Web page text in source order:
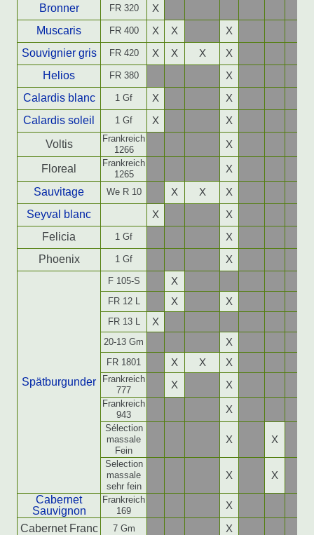
Bronner FR 320 X
Muscaris FR 400 X X X
Souvignier gris FR 420 X X X X
Helios FR 380 X
Calardis blanc 1 Gf X X
Calardis soleil 1 Gf X X
Voltis
Frankreich
1266
X
Floreal
Frankreich
1265
X
Sauvitage We R 10 X X X
Seyval blanc X X
Felicia 1 Gf X
Phoenix 1 Gf X
Spätburgunder
F 105-S X
FR 12 L X X
FR 13 L X
20-13 Gm X
FR 1801 X X X
Frankreich
777
X X
Frankreich
943
X
Sélection
massale
Fein
X X
Selection
massale
sehr fein
X X
Cabernet
Sauvignon
Frankreich
169
X
Cabernet Franc 7 Gm X